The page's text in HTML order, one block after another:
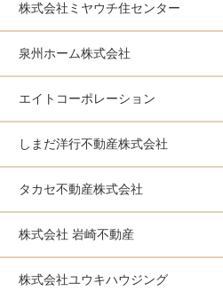
株式会社ミヤウチ住センター
泉州ホーム株式会社
エイトコーポレーション
しまだ洋行不動産株式会社
タカセ不動産株式会社
株式会社 岩崎不動産
株式会社ユウキハウジング